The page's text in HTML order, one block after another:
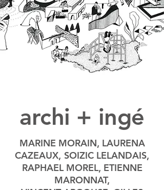
archi + ingé
MARINE MORAIN, LAURENA
CAZEAUX, SOIZIC LELANDAIS,
RAPHAEL MOREL, ETIENNE
MARONNAT,